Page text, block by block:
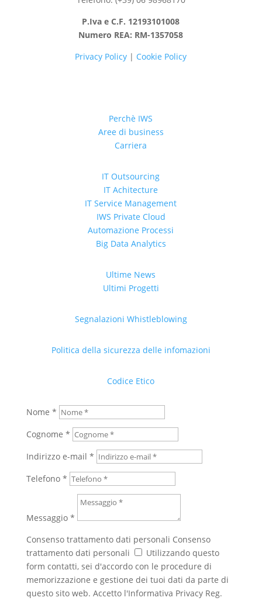
P.Iva e C.F. 12193101008
Numero REA: RM-1357058
Privacy Policy | Cookie Policy
Perchè IWS
Aree di business
Carriera
IT Outsourcing
IT Achitecture
IT Service Management
IWS Private Cloud
Automazione Processi
Big Data Analytics
Ultime News
Ultimi Progetti
Segnalazioni Whistleblowing
Politica della sicurezza delle infomazioni
Codice Etico
Nome *
Cognome *
Indirizzo e-mail *
Telefono *
Messaggio *
Consenso trattamento dati personali Consenso
trattamento dati personali
Utilizzando questo
form contatti, sei d'accordo con le procedure di
memorizzazione e gestione dei tuoi dati da parte di
questo sito web. Accetto l'Informativa Privacy Reg.